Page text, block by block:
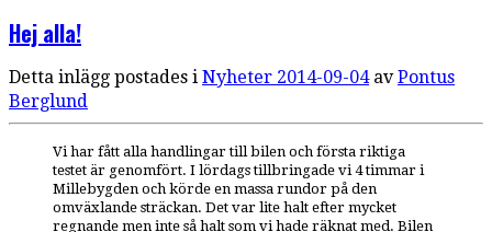
Hej alla!
Detta inlägg postades i Nyheter 2014-09-04 avPontus
Berglund
Vi har fått alla handlingar till bilen och första riktiga
testet är genomfört. I lördags tillbringade vi 4 timmar i
Millebygden och körde en massa rundor på den
omväxlande sträckan. Det var lite halt efter mycket
regnande men inte så halt som vi hade räknat med. Bilen